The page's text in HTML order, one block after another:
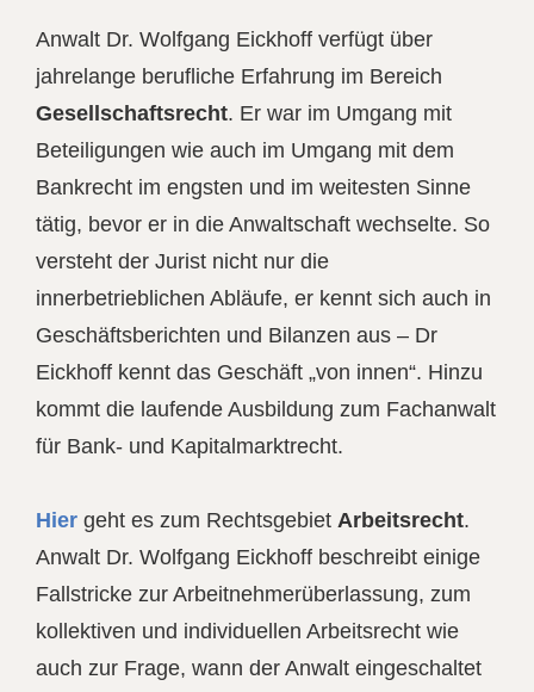
Anwalt Dr. Wolfgang Eickhoff verfügt über
jahrelange berufliche Erfahrung im Bereich
Gesellschaftsrecht. Er war im Umgang mit
Beteiligungen wie auch im Umgang mit dem
Bankrecht im engsten und im weitesten Sinne
tätig, bevor er in die Anwaltschaft wechselte. So
versteht der Jurist nicht nur die
innerbetrieblichen Abläufe, er kennt sich auch in
Geschäftsberichten und Bilanzen aus – Dr
Eickhoff kennt das Geschäft „von innen“. Hinzu
kommt die laufende Ausbildung zum Fachanwalt
für Bank- und Kapitalmarktrecht.
Hier geht es zum Rechtsgebiet Arbeitsrecht.
Anwalt Dr. Wolfgang Eickhoff beschreibt einige
Fallstricke zur Arbeitnehmerüberlassung, zum
kollektiven und individuellen Arbeitsrecht wie
auch zur Frage, wann der Anwalt eingeschaltet